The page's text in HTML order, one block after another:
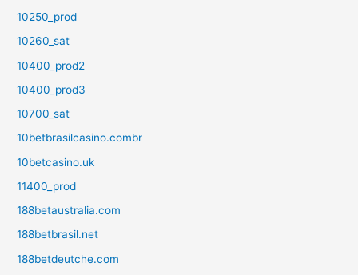
10250_prod
10260_sat
10400_prod2
10400_prod3
10700_sat
10betbrasilcasino.combr
10betcasino.uk
11400_prod
188betaustralia.com
188betbrasil.net
188betdeutche.com